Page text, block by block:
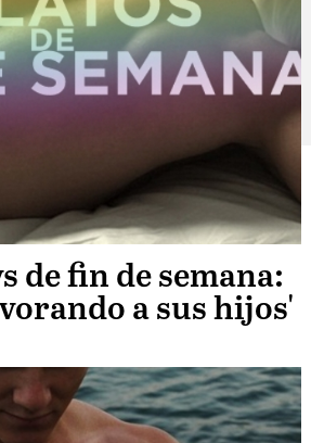
de fin de semana:
a sus hijos'